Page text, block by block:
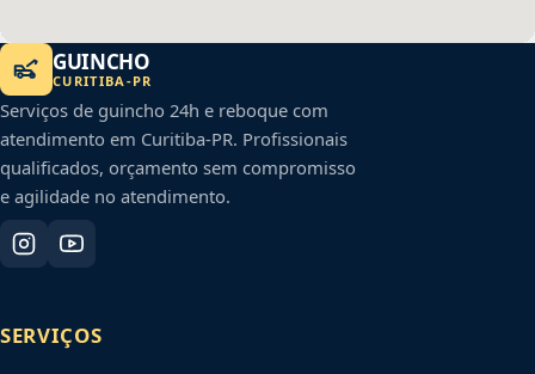
GUINCHO
CURITIBA -PR
Serviços de guincho 24h e reboque com
atendimento em Curitiba-PR. Profissionais
qualificados, orçamento sem compromisso
e agilidade no atendimento.
SERVIÇOS